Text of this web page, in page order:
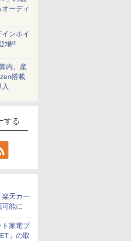
ーディ
ンホイ
場!!
内。産
搭載
する
天カー
可能に
ト家電ブ
」の取